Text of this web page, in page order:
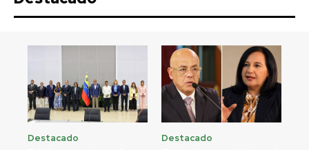
Destacado Destacado